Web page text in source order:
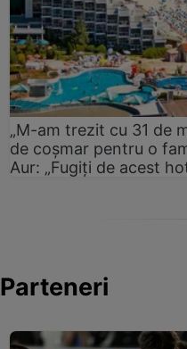
„M-am trezit cu 31 de
de coșmar pentru o
Aur: „Fugiți de acest
Parteneri